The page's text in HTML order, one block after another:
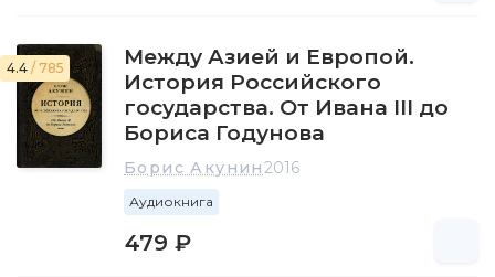
4.4 / 785
Между Азией и Европой.
История Российского
государства. От Ивана III до
Бориса Годунова
Борис Акунин2016
Аудиокнига
479 ₽